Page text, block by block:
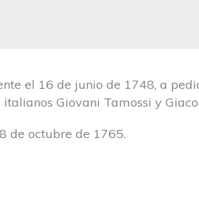
el 16 de junio de 1748, a
Giovani Tamossi y
de octubre de 1765.